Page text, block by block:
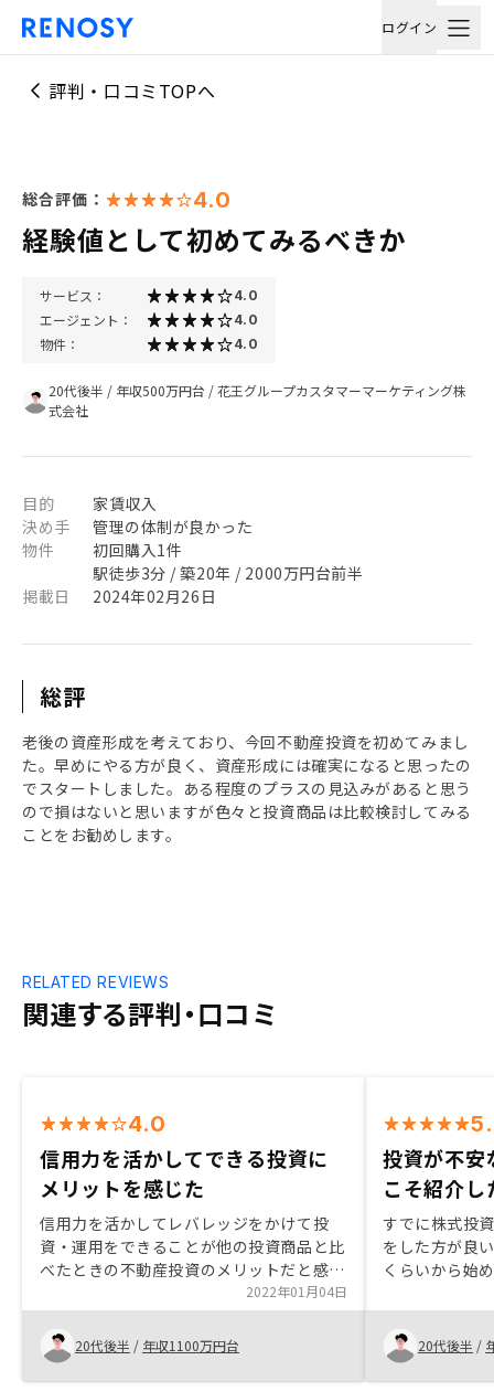
ログイン
評判・口コミTOPへ
総合評価： 4.0
経験値として初めてみるべきか
サービス： 4.0
エージェント： 4.0
物件： 4.0
20代後半 / 年収500万円台 /花王グループカスタマーマーケティング株
式会社
目的
家賃収入
決め手
管理の体制が良かった
物件
初回購入1件
駅徒歩3分 / 築20年 / 2000万円台前半
掲載日
2024年02月26日
総評
老後の資産形成を考えており、今回不動産投資を初めてみまし
た。早めにやる方が良く、資産形成には確実になると思ったの
でスタートしました。ある程度のプラスの見込みがあると思う
ので損はないと思いますが色々と投資商品は比較検討してみる
ことをお勧めします。
関連する評判・口コミ
RELATED REVIEWS
4.0
信用力を活かしてできる投資に
メリットを感じた
信用力を活かしてレバレッジをかけて投
資・運用をできることが他の投資商品と比
べたときの不動産投資のメリットだと感じ
2022年01月04日
20代後半 / 年収1100万円台
投資が不安
こそ紹介し
すでに株式投
をした方が良
くらいから始
RENOSYの不
なること、自
にもなること
る。加えて、
20代後半 /